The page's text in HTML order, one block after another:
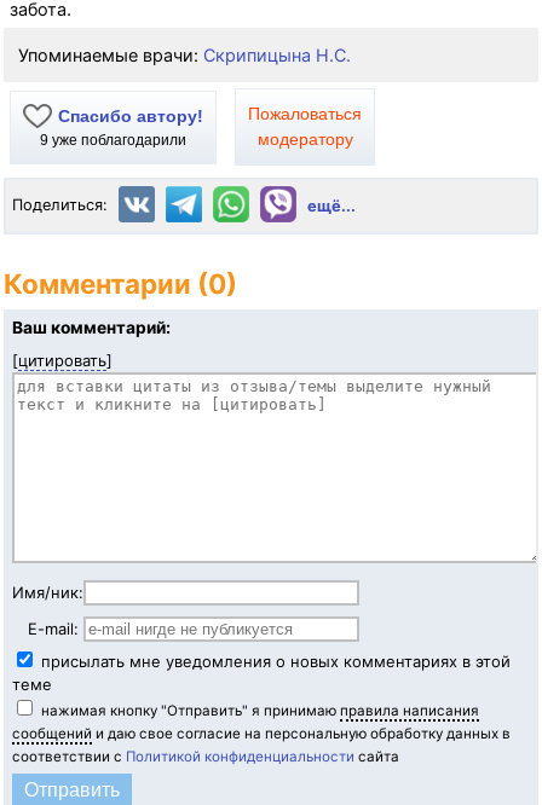
забота.
Упоминаемые врачи: Скрипицына Н.С.
Спасибо автору!
9 уже поблагодарили
Пожаловаться
модератору
Поделиться: ещё...
Комментарии (0)
Ваш комментарий:
[цитировать]
Имя/ник:
E-mail:
присылать мне уведомления о новых комментариях в этой
теме
нажимая кнопку "Отправить" я принимаю правила написания
сообщений и даю свое согласие на персональную обработку данных в
соответствии с Политикой конфиденциальности сайта